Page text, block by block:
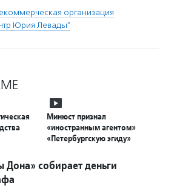
организация
Юрия Левады"
Минюст признал
«иностранным агентом»
«Петербургскую эгиду»
собирает деньги